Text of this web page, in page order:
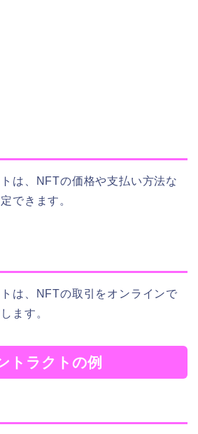
は、NFTの価格や支払い方法な
できます。
は、NFTの取引をオンラインで
ます。
トラクトの例